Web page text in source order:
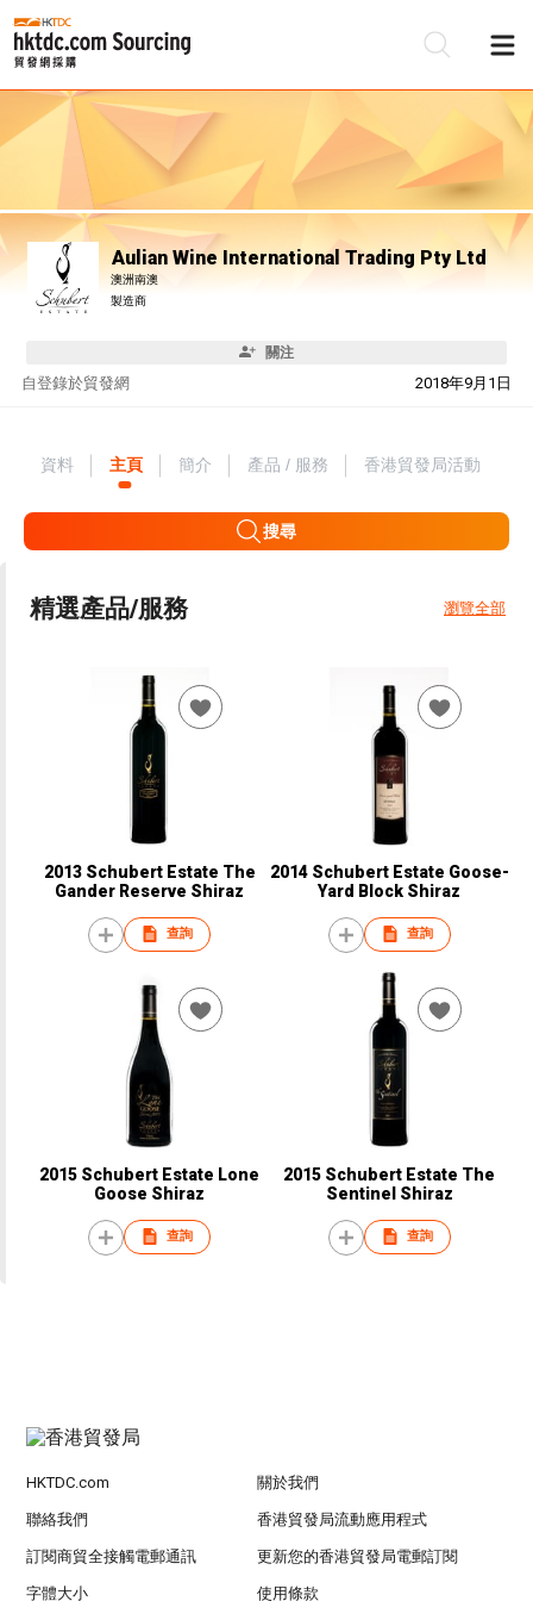
Aulian Wine International Trading Pty Ltd
澳洲南澳
製造商
關注
自 2018年9月1日
登錄於貿發網
資料 主頁 簡介 產品 / 服務 香港貿發局活動
搜尋
精選產品/服務 瀏覽全部
2013 Schubert Estate The
Gander Reserve Shiraz
查詢
2014 Schubert Estate Goose-
Yard Block Shiraz
查詢
2015 Schubert Estate Lone
Goose Shiraz
查詢
2015 Schubert Estate The
Sentinel Shiraz
查詢
HKTDC.com 關於我們
聯絡我們 香港貿發局流動應用程式
訂閱商貿全接觸電郵通訊 更新您的香港貿發局電郵訂閱
字體大小 使用條款